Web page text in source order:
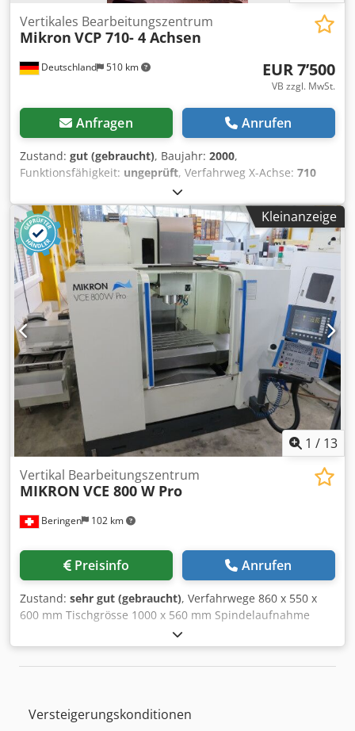
Deutschland 510 km
Vertikales Bearbeitungszentrum
Mikron VCP 710- 4 Achsen
EUR 7’500
VB zzgl. MwSt.
Anfragen Anrufen
Zustand: gut (gebraucht), Baujahr: 2000,
Funktionsfähigkeit: ungeprüft, Verfahrweg X-Achse: 710
500 mm
500 mm, Steuerungshersteller:Heidenhain,
Steuerungsmodell:430, Programmlauf ca 12500 Stunden
Crsdpfx Asy Izqgop Hsf
Kleinanzeige
1 / 13
Beringen 102 km
Vertikal Bearbeitungszentrum
MIKRON VCE 800 W Pro
Preisinfo Anrufen
Zustand: sehr gut (gebraucht), Verfahrwege 860 x 550 x
600 mm Tischgrösse 1000 x 560 mm Spindelaufnahme
SK40 Cjdpozbrrtofx Ap Herf Spindeldrehzahlen -10'000
U/min Werkzeugwechsler 24 Pos. Steuerung: HEIDENHAIN
iTNC-530 Spindelinnenkühlung 3D Messtaster
Versteigerungskonditionen